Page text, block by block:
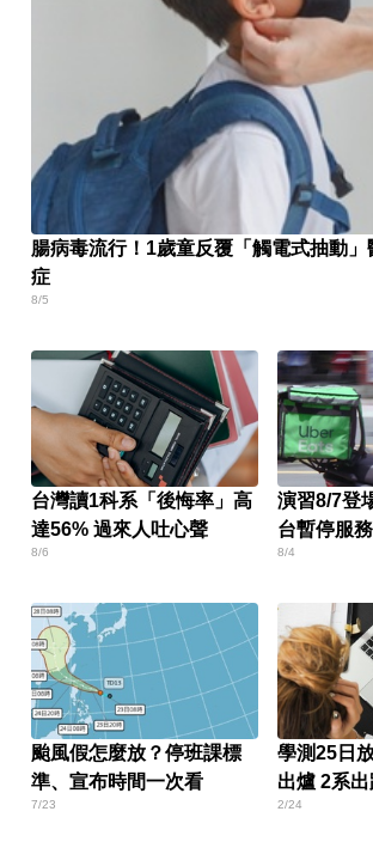
腸病毒流行！1歲童反覆「觸電式抽動
症
8/5
台灣讀1科系「後悔率」高
達56% 過來人吐心聲
8/6
演習8/7登
台暫停服
看
8/4
颱風假怎麼放？停班課標
準、宣布時間一次看
7/23
學測25日
出爐 2系
2/24